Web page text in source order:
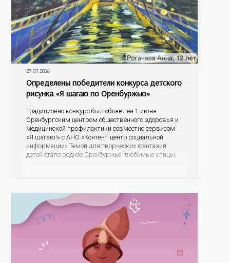
27.07.2026
Определены победители конкурса детского
рисунка «Я шагаю по Оренбуржью»
Традиционно конкурс был объявлен 1 июня
Оренбургским центром общественного здоровья и
медицинской профилактики совместно сервисом
«Я шагаю!» с АНО «Контент-центр социальной
информации» Темой для творческих фантазий
детей стало родное Оренбуржье: любимые улицы,